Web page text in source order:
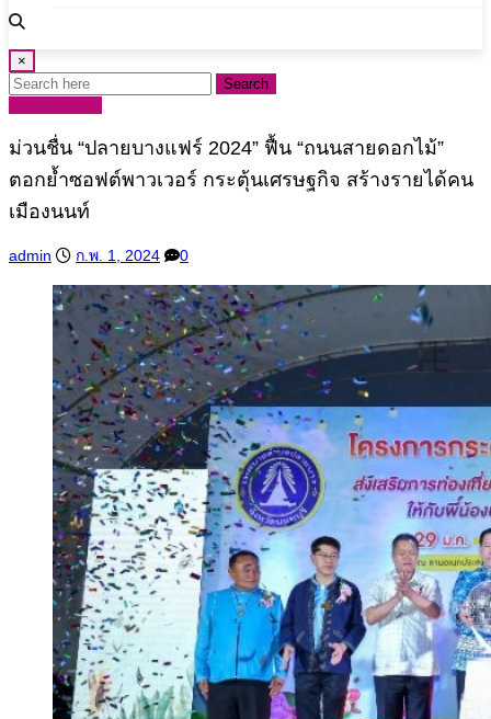
ENGLISH
×
Search
ม่วนชื่น “ปลายบางแฟร์ 2024” ฟื้น “ถนนสายดอกไม้”
ตอกย้ำซอฟต์พาวเวอร์ กระตุ้นเศรษฐกิจ สร้างรายได้คน
เมืองนนท์
admin ก.พ. 1, 2024 0